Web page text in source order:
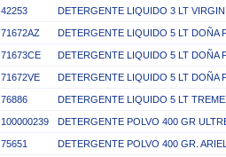
42253 DETERGENTE LIQUIDO 3 LT
71672AZ DETERGENTE LIQUIDO 5 LT DOÑA
71673CE DETERGENTE LIQUIDO 5 LT DOÑA
71672VE DETERGENTE LIQUIDO 5 LT DOÑA
76886 DETERGENTE LIQUIDO 5 LT
100000239 DETERGENTE POLVO 400 GR
75651 DETERGENTE POLVO 400 GR.